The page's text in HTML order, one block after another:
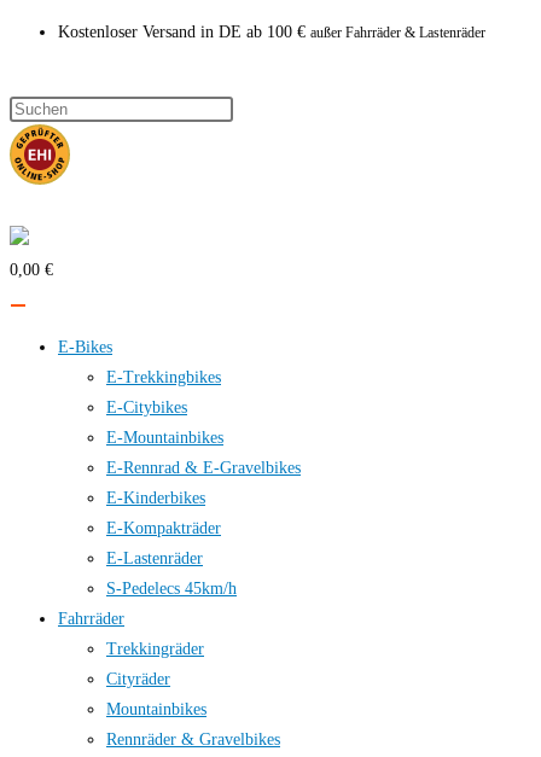
Zum
Kostenloser Versand in DE ab 100 € außer Fahrräder & Lastenräder
0,00 €
E-Bikes
E-Trekkingbikes
E-Citybikes
E-Mountainbikes
E-Rennrad & E-Gravelbikes
E-Kinderbikes
E-Kompakträder
E-Lastenräder
S-Pedelecs 45km/h
Fahrräder
Trekkingräder
Cityräder
Mountainbikes
Rennräder & Gravelbikes